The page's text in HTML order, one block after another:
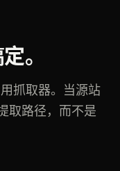
。
抓取器。当源站
取路径，而不是